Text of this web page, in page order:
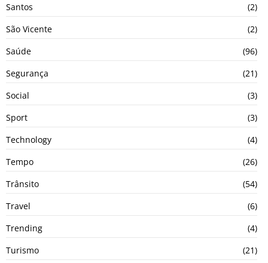
Santos
(2)
São Vicente
(2)
Saúde
(96)
Segurança
(21)
Social
(3)
Sport
(3)
Technology
(4)
Tempo
(26)
Trânsito
(54)
Travel
(6)
Trending
(4)
Turismo
(21)